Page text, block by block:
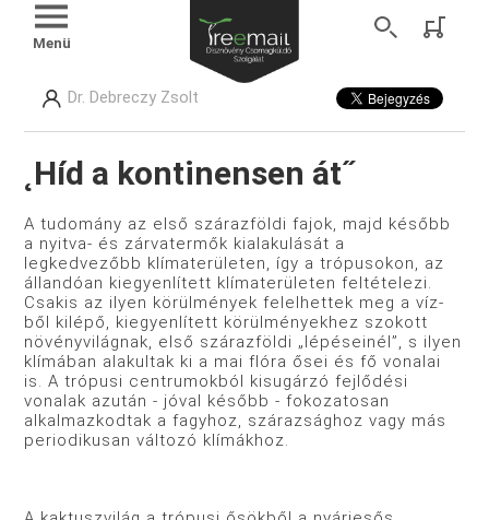
Menü
Dr. Debreczy Zsolt
˛Híd a kontinensen át˝
A tudomány az első szárazföldi fajok, majd később
a nyitva-­ és zárvatermők kialakulását a
legkedvezőbb klímaterületen, így a trópusokon, az
állandóan kiegyenlített klímaterületen feltételezi.
Csakis az ilyen körülmények felelhettek meg a víz­
ből kilépő, kiegyenlített körülményekhez szokott
növényvilág­nak, első szárazföldi „lépéseinél”, s ilyen
klímában alakultak ki a mai flóra ősei és fő vonalai
is. A trópusi centrumokból kisugárzó fejlődési
vonalak azután - jóval később - fokoza­tosan
alkalmazkodtak a fagyhoz, szárazsághoz vagy más
periodikusan változó klímákhoz.